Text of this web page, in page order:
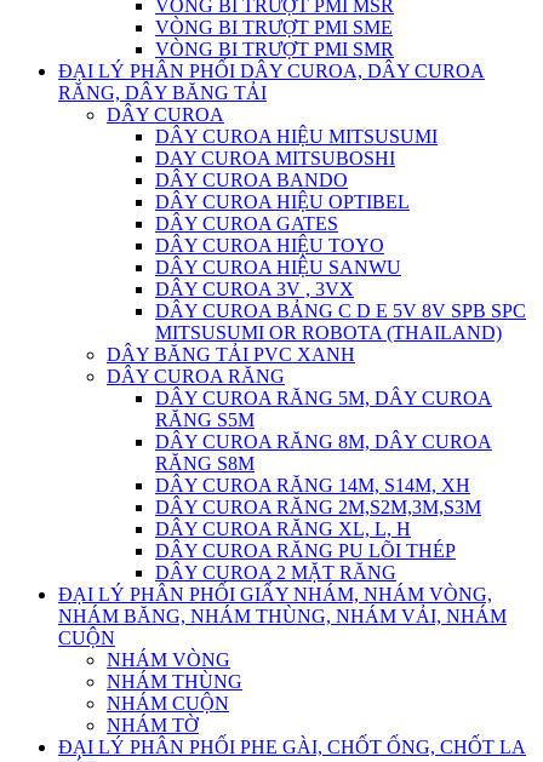
VÒNG BI TRƯỢT PMI MSR
VÒNG BI TRƯỢT PMI SME
VÒNG BI TRƯỢT PMI SMR
ĐẠI LÝ PHÂN PHỐI DÂY CUROA, DÂY CUROA
RĂNG, DÂY BĂNG TẢI
DÂY CUROA
DÂY CUROA HIỆU MITSUSUMI
DAY CUROA MITSUBOSHI
DÂY CUROA BANDO
DÂY CUROA HIỆU OPTIBEL
DÂY CUROA GATES
DÂY CUROA HIỆU TOYO
DÂY CUROA HIỆU SANWU
DÂY CUROA 3V , 3VX
DÂY CUROA BẢNG C D E 5V 8V SPB SPC
MITSUSUMI OR ROBOTA (THAILAND)
DÂY BĂNG TẢI PVC XANH
DÂY CUROA RĂNG
DÂY CUROA RĂNG 5M, DÂY CUROA
RĂNG S5M
DÂY CUROA RĂNG 8M, DÂY CUROA
RĂNG S8M
DÂY CUROA RĂNG 14M, S14M, XH
DÂY CUROA RĂNG 2M,S2M,3M,S3M
DÂY CUROA RĂNG XL, L, H
DÂY CUROA RĂNG PU LÕI THÉP
DÂY CUROA 2 MẶT RĂNG
ĐẠI LÝ PHÂN PHỐI GIẤY NHÁM, NHÁM VÒNG,
NHÁM BĂNG, NHÁM THÙNG, NHÁM VẢI, NHÁM
CUỘN
NHÁM VÒNG
NHÁM THÙNG
NHÁM CUỘN
NHÁM TỜ
ĐẠI LÝ PHÂN PHỐI PHE GÀI, CHỐT ỐNG, CHỐT LA